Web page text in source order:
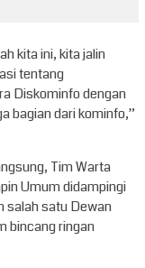
kita ini, kita jalin
tentang
Diskominfo dengan
bagian dari kominfo,”
Tim Warta
Umum didampingi
salah satu Dewan
bincang ringan